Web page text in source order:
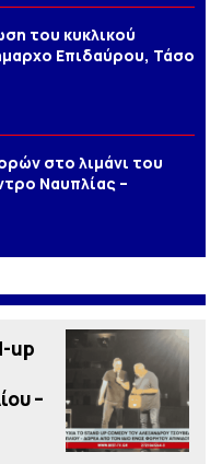
του κυκλικού
Επιδαύρου, Τάσο
στο λιμάνι του
Ναυπλίας –
up
–